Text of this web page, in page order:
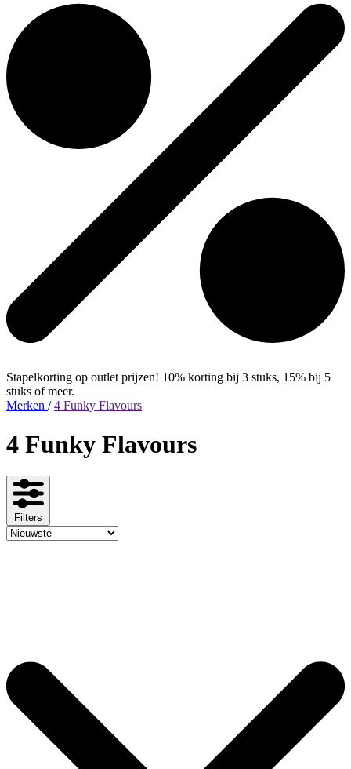
Stapelkorting op outlet prijzen! 10% korting bij 3 stuks, 15% bij 5
stuks of meer.
Merken / 4 Funky Flavours
4 Funky Flavours
Filters